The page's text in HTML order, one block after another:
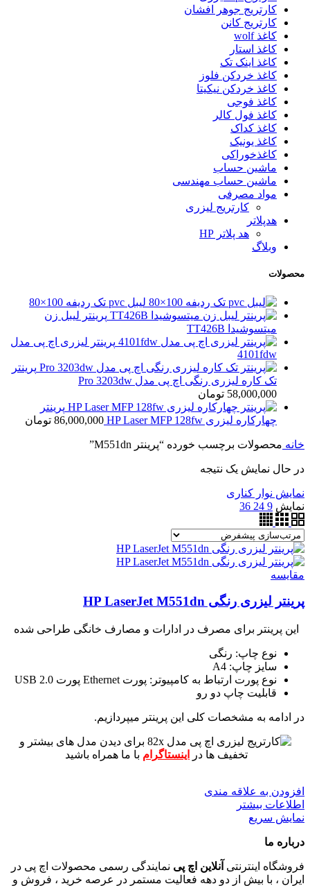
کارتریج جوهر افشان
کارتریج کانن
کاغذ wolf
کاغذ استار
کاغذ اینک تک
کاغذ خردکن فلوز
کاغذ خردکن نیکیتا
کاغذ فوجی
کاغذ فول کالر
کاغذ کداک
کاغذ یونیک
کاغذخوراکی
ماشین حساب
ماشین حساب مهندسی
مواد مصرفی
کارتریج لیزری
هدپلاتر
هد پلاتر HP
وبلاگ
محصولات
لیبل pvc تک ردیفه 100×80
پرینتر لیبل زن
میتسوشیدا TT426B
پرینتر لیزری اچ پی مدل
4101fdw
پرینتر
تک کاره لیزری رنگی اچ پی مدل Pro 3203dw
58,000,000 تومان
پرینتر
چهارکاره لیزری HP Laser MFP 128fw
86,000,000 تومان
خانه محصولات برچسب خورده “پرینتر M551dn”
در حال نمایش یک نتیجه
نمایش نوار کناری
نمایش 9
24
36
مقايسه
پرینتر لیزری رنگی HP LaserJet M551dn
این پرینتر برای مصرف در ادارات و مصارف خانگی طراحی شده
نوع چاپ: رنگی
سایز چاپ: A4
نوع پورت ارتباط به کامپیوتر: پورت Ethernet پورت USB 2.0
قابلیت چاپ دو رو
در ادامه به مشخصات کلی این پرینتر میپردازیم.
برای دیدن مدل های بیشتر و
تخفیف ها در
اینستاگرام با ما همراه باشید
افزودن به علاقه مندی
اطلاعات بیشتر
نمایش سریع
درباره ما
فروشگاه اینترنتی آنلاین اچ پی نمایندگی رسمی محصولات اچ پی در
ایران ، با بیش از دو دهه فعالیت مستمر در عرصه خرید ، فروش و